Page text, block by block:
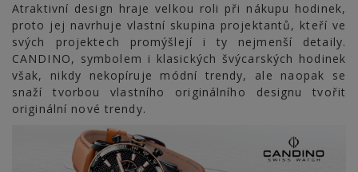
Atraktivní design hraje velkou roli při nákupu hodinek,
proto jej navrhuje vlastní skupina projektantů, kteří ve
svých projektech promýšlejí i ty nejmenší detaily.
CANDINO, symbolem i klasických švýcarských hodinek
však, nikdy nekopíruje módní trendy, ale naopak se
snaží tvorbou vlastního originálního designu tvořit
originální nové trendy.